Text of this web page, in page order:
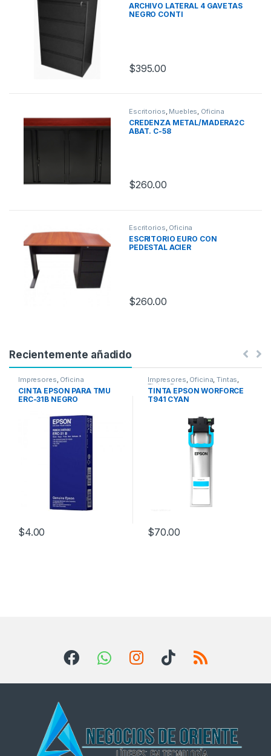
ARCHIVO LATERAL 4 GAVETAS
NEGRO CONTI
$395.00
Escritorios Muebles Oficina
CREDENZA METAL/MADERA2C
ABAT. C-58
$260.00
Escritorios, Oficina
ESCRITORIO EURO CON
PEDESTAL ACIER
$260.00
Recientemente añadido
Impresores, Oficina
CINTA EPSON PARA TMU
ERC-31B NEGRO
$4.00
Impresores, Oficina,Tintas,
Tintas Epson
TINTA EPSON WORFORCE
T941 CYAN
$70.00